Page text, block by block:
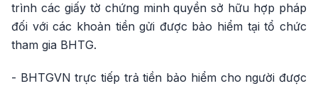
trình các giấy tờ chứng minh quyền sở hữu hợp pháp
đối với các khoản tiền gửi được bảo hiểm tại tổ chức
tham gia BHTG.
- BHTGVN trực tiếp trả tiền bảo hiểm cho người được